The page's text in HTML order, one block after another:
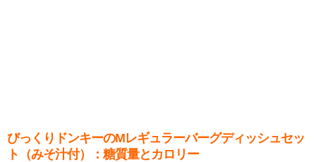
びっくりドンキーのMレギュラーバーグディッシュセッ
ト（みそ汁付）：糖質量とカロリー